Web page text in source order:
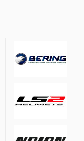
και